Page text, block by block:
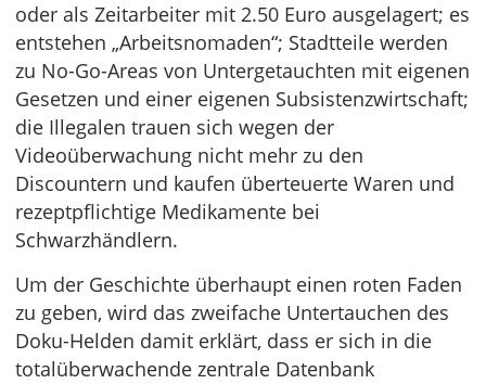
oder als Zeitarbeiter mit 2.50 Euro ausgelagert; es
entstehen „Arbeitsnomaden“; Stadtteile werden
zu No-Go-Areas von Untergetauchten mit eigenen
Gesetzen und einer eigenen Subsistenzwirtschaft;
die Illegalen trauen sich wegen der
Videoüberwachung nicht mehr zu den
Discountern und kaufen überteuerte Waren und
rezeptpflichtige Medikamente bei
Schwarzhändlern.
Um der Geschichte überhaupt einen roten Faden
zu geben, wird das zweifache Untertauchen des
Doku-Helden damit erklärt, dass er sich in die
totalüberwachende zentrale Datenbank